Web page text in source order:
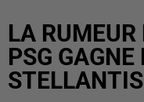
LA RUMEUR
PSG
STELLANTIS